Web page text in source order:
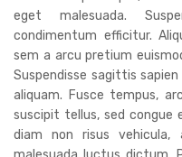
eget malesuada.
condimentum efficitur.
sem a arcu pretium
Suspendisse sagittis
aliquam. Fusce tempus,
suscipit tellus, sed congue
diam non risus vehicula,